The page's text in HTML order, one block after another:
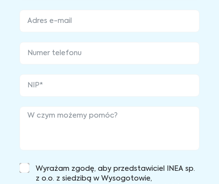
Wyrażam zgodę, aby przedstawiciel INEA sp.
z o.o. z siedzibą w Wysogotowie,